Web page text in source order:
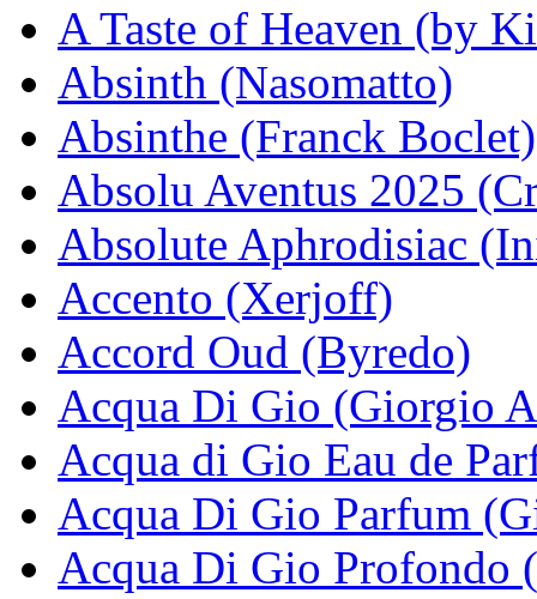
A Taste of Heaven (by
Absinth (Nasomatto)
Absinthe (Franck Boclet)
Absolu Aventus 2025
Absolute Aphrodisiac
Accento (Xerjoff)
Accord Oud (Byredo)
Acqua Di Gio (Giorgio
Acqua di Gio Eau de
Acqua Di Gio Parfum
Acqua Di Gio Profondo